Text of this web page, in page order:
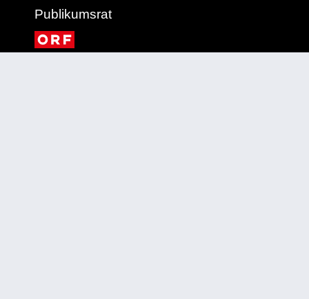
Publikumsrat